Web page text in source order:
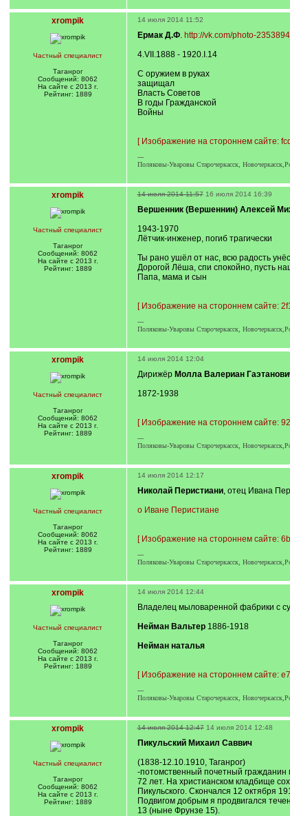
xrompik
Частный специалист
Таганрог
Сообщений: 8062
На сайте с 2013 г.
Рейтинг: 1889
14 июля 2014 11:52
Ермак Д.Ф. http://vk.com/photo-
4.VII.1888 - 1920.I.14
С оружием в руках
защищал
Власть Советов
В годы Гражданской
Войны
[ Изображение на стороннем сайте:
---
Поляковы-Уваровы Старочеркасск,
xrompik
Частный специалист
Таганрог
Сообщений: 8062
На сайте с 2013 г.
Рейтинг: 1889
14 июля 2014 11:57 16 июля 2014 16:39
Вершенник (Вершеннин) Алексей
1943-1970
Лётчик-инженер, погиб трагически
Ты рано ушёл от нас, всю радость
Дорогой Лёша, спи спокойно, пусть
Папа, мама и сын
[ Изображение на стороннем сайте:
---
Поляковы-Уваровы Старочеркасск,
xrompik
Частный специалист
Таганрог
Сообщений: 8062
На сайте с 2013 г.
Рейтинг: 1889
14 июля 2014 12:04
Дирижёр Молла Валериан
1872-1938
[ Изображение на стороннем сайте:
---
Поляковы-Уваровы Старочеркасск,
xrompik
Частный специалист
Таганрог
Сообщений: 8062
На сайте с 2013 г.
Рейтинг: 1889
14 июля 2014 12:17
Николай Перистиани, отец Ивана
о Иване Перистиане
[ Изображение на стороннем сайте:
---
Поляковы-Уваровы Старочеркасск,
xrompik
Частный специалист
Таганрог
Сообщений: 8062
На сайте с 2013 г.
Рейтинг: 1889
14 июля 2014 12:44
Владелец мыловаренной фабрики с
Нейман Вальтер1886-1918
Нейман наталья
[ Изображение на стороннем сайте:
---
Поляковы-Уваровы Старочеркасск,
xrompik
Частный специалист
Таганрог
Сообщений: 8062
На сайте с 2013 г.
Рейтинг: 1889
14 июля 2014 12:47 14 июля 2014 12:48
Пикульский Михаил Саввич
(1838-12.10.1910, Таганрог)
-потомственный почетный гражданин
72 лет. На христианском кладбище
Пикульского. Скончался 12 октября
Подвигом добрым я продвигался
13 (ныне Фрунзе 15).